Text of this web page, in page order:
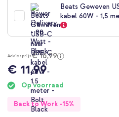
Beats Geweven
kabel 60W - 1,5
Adviesprijs€ 16,99
€ 11,99
Op voorraad
Back to Work -15%